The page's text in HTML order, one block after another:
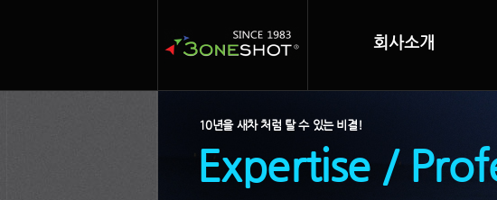
회사소개
10년을 새차 처럼 탈 수 있는 비결!
Expertise /